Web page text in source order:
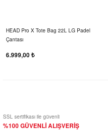
HEAD Pro X Tote Bag 22L LG Padel
Çantası
6.999,00 ₺
SSL sertifikası ile güvenli
%100 GÜVENLİ ALIŞVERİŞ